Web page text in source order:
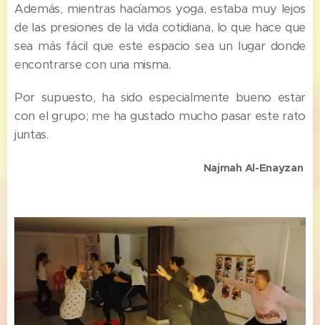
Además, mientras hacíamos yoga, estaba muy lejos
de las presiones de la vida cotidiana, lo que hace que
sea más fácil que este espacio sea un lugar donde
encontrarse con una misma.
Por supuesto, ha sido especialmente bueno estar
con el grupo; me ha gustado mucho pasar este rato
juntas.
Najmah Al-Enayzan